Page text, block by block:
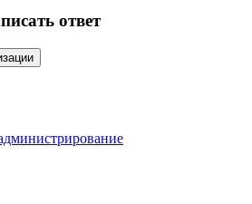
ответ